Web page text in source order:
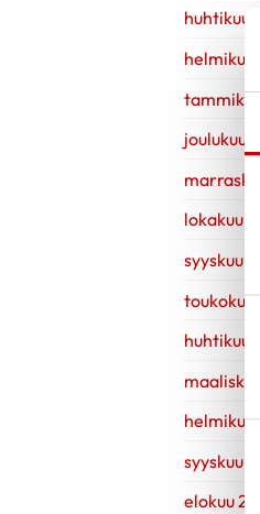
huhtikuu
helmikuu
joulukuu
lokakuu
syyskuu
toukokuu
huhtikuu
helmikuu
syyskuu
elokuu